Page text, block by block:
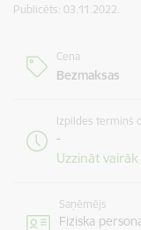
Publicēts: 03.11.2022.
Cena
Bezmaksas
Izpildes termiņš
-
Uzzināt vairāk
Saņēmējs
Fiziska